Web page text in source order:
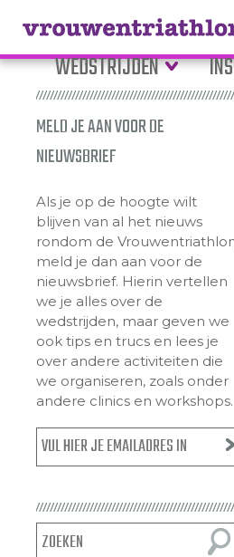
WEDSTRIJDEN
MELD JE AAN VOOR DE
NIEUWSBRIEF
Als je op de hoogte wilt
blijven van al het nieuws
rondom de
meld je dan aan voor de
nieuwsbrief. Hierin vertellen
we je alles over de
wedstrijden, maar geven we
ook tips en trucs en lees je
over andere activiteiten die
we organiseren, zoals onder
andere clinics en workshops.